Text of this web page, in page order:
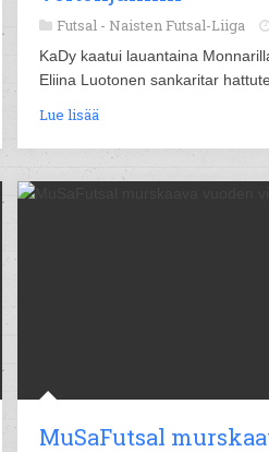
Futsal - Naisten Futsal-Liiga
KaDy kaatui lauantaina
Eliina Luotonen sankaritar
Lue lisää
MuSaFutsal